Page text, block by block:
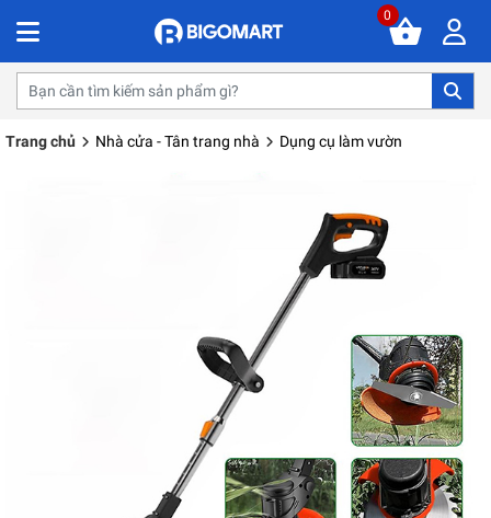
0
Trang chủ Nhà cửa - Tân trang nhà Dụng cụ làm vườn